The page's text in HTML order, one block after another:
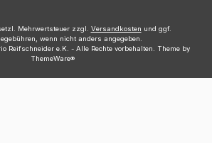
Mehrwertsteuer zzgl. Versandkosten und ggf.
wenn nicht anders angegeben.
Reifschneider e.K. - Alle Rechte vorbehalten. Theme by
ThemeWare®